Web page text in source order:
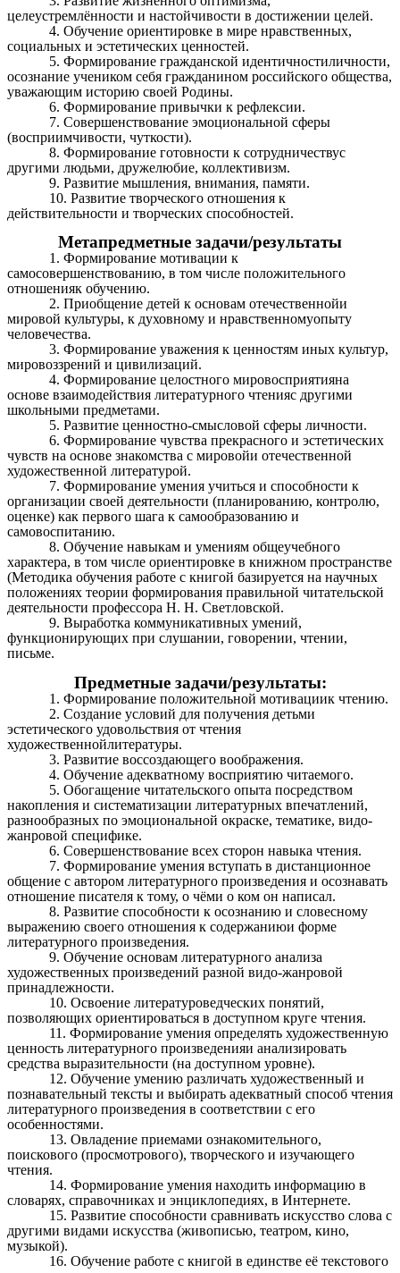
целеустремлённости и настойчивости в достижении целей.
4. Обучение ориентировке в мире нравственных,
социальных и эстетических ценностей.
5. Формирование гражданской идентичностиличности,
осознание учеником себя гражданином российского общества,
уважающим историю своей Родины.
6. Формирование привычки к рефлексии.
7. Совершенствование эмоциональной сферы
(восприимчивости, чуткости).
8. Формирование готовности к сотрудничествус
другими людьми, дружелюбие, коллективизм.
9. Развитие мышления, внимания, памяти.
10. Развитие творческого отношения к
действительности и творческих способностей.
Метапредметные задачи/результаты
1. Формирование мотивации к
самосовершенствованию, в том числе положительного
отношенияк обучению.
2. Приобщение детей к основам отечественнойи
мировой культуры, к духовному и нравственномуопыту
человечества.
3. Формирование уважения к ценностям иных культур,
мировоззрений и цивилизаций.
4. Формирование целостного мировосприятияна
основе взаимодействия литературного чтенияс другими
школьными предметами.
5. Развитие ценностно-смысловой сферы личности.
6. Формирование чувства прекрасного и эстетических
чувств на основе знакомства с мировойи отечественной
художественной литературой.
7. Формирование умения учиться и способности к
организации своей деятельности (планированию, контролю,
оценке) как первого шага к самообразованию и
самовоспитанию.
8. Обучение навыкам и умениям общеучебного
характера, в том числе ориентировке в книжном пространстве
(Методика обучения работе с книгой базируется на научных
положениях теории формирования правильной читательской
деятельности профессора Н. Н. Светловской.
9. Выработка коммуникативных умений,
функционирующих при слушании, говорении, чтении,
письме.
Предметные задачи/результаты:
1. Формирование положительной мотивациик чтению.
2. Создание условий для получения детьми
эстетического удовольствия от чтения
художественнойлитературы.
3. Развитие воссоздающего воображения.
4. Обучение адекватному восприятию читаемого.
5. Обогащение читательского опыта посредством
накопления и систематизации литературных впечатлений,
разнообразных по эмоциональной окраске, тематике, видо-
жанровой специфике.
6. Совершенствование всех сторон навыка чтения.
7. Формирование умения вступать в дистанционное
общение с автором литературного произведения и осознавать
отношение писателя к тому, о чёми о ком он написал.
8. Развитие способности к осознанию и словесному
выражению своего отношения к содержаниюи форме
литературного произведения.
9. Обучение основам литературного анализа
художественных произведений разной видо-жанровой
принадлежности.
10. Освоение литературоведческих понятий,
позволяющих ориентироваться в доступном круге чтения.
11. Формирование умения определять художественную
ценность литературного произведенияи анализировать
средства выразительности (на доступном уровне).
12. Обучение умению различать художественный и
познавательный тексты и выбирать адекватный способ чтения
литературного произведения в соответствии с его
особенностями.
13. Овладение приемами ознакомительного,
поискового (просмотрового), творческого и изучающего
чтения.
14. Формирование умения находить информацию в
словарях, справочниках и энциклопедиях, в Интернете.
15. Развитие способности сравнивать искусство слова с
другими видами искусства (живописью, театром, кино,
музыкой).
16. Обучение работе с книгой в единстве её текстового